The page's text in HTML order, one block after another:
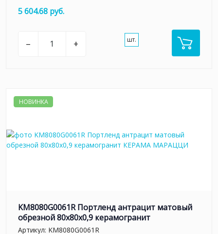
5 604.68 руб.
– + шт.
НОВИНКА
KM8080G0061R Портленд антрацит матовый
обрезной 80x80x0,9 керамогранит
Артикул: KM8080G0061R